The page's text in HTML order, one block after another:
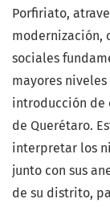
Porfiriato,
modernización,
sociales
mayores
introducción de
de Querétaro.
interpretar los
junto con sus
de su distrito,